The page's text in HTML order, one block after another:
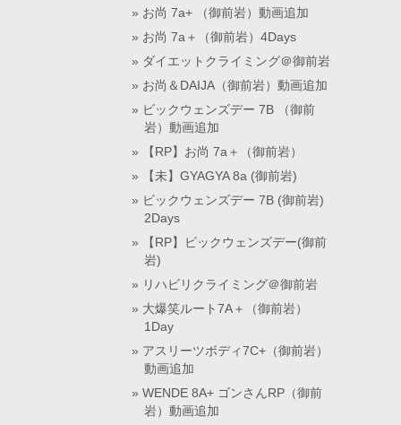
お尚 7a+ （御前岩）動画追加
お尚 7a＋（御前岩）4Days
ダイエットクライミング＠御前岩
お尚＆DAIJA（御前岩）動画追加
ビックウェンズデー 7B （御前
岩）動画追加
【RP】お尚 7a＋（御前岩）
【未】GYAGYA 8a (御前岩)
ビックウェンズデー 7B (御前岩)
2Days
【RP】ビックウェンズデー(御前
岩)
リハビリクライミング＠御前岩
大爆笑ルート7A＋（御前岩）
1Day
アスリーツボディ7C+（御前岩）
動画追加
WENDE 8A+ ゴンさんRP（御前
岩）動画追加